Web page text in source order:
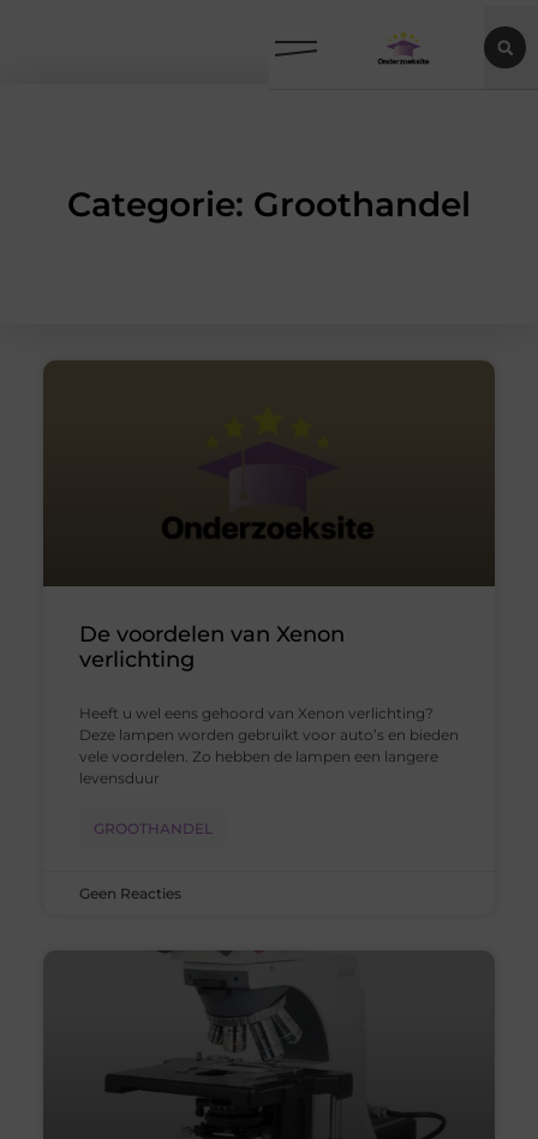
Categorie: Groothandel
De voordelen van Xenon
verlichting
Heeft u wel eens gehoord van Xenon verlichting?
Deze lampen worden gebruikt voor auto’s en bieden
vele voordelen. Zo hebben de lampen een langere
levensduur
GROOTHANDEL
Geen Reacties